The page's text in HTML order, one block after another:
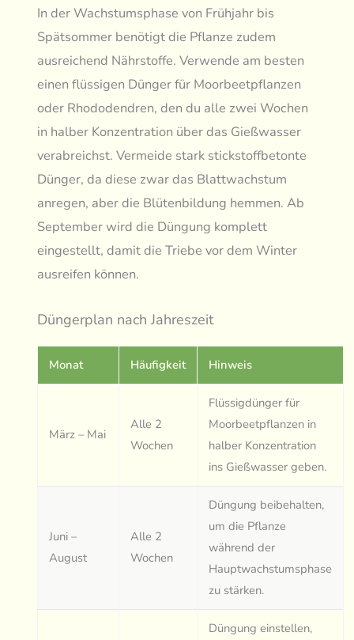
In der Wachstumsphase von Frühjahr bis
Spätsommer benötigt die Pflanze zudem
ausreichend Nährstoffe. Verwende am besten
einen flüssigen Dünger für Moorbeetpflanzen
oder Rhododendren, den du alle zwei Wochen
in halber Konzentration über das Gießwasser
verabreichst. Vermeide stark stickstoffbetonte
Dünger, da diese zwar das Blattwachstum
anregen, aber die Blütenbildung hemmen. Ab
September wird die Düngung komplett
eingestellt, damit die Triebe vor dem Winter
ausreifen können.
Düngerplan nach Jahreszeit
Monat Häufigkeit Hinweis
März – Mai
Alle 2
Wochen
Flüssigdünger für
Moorbeetpflanzen in
halber Konzentration
ins Gießwasser geben.
Juni –
August
Alle 2
Wochen
Düngung beibehalten,
um die Pflanze
während der
Hauptwachstumsphase
zu stärken.
Düngung einstellen,